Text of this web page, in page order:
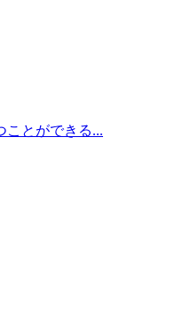
ことができる...